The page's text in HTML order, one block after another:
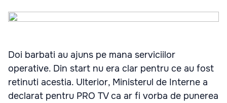
Doi barbati au ajuns pe mana serviciilor
operative. Din start nu era clar pentru ce au fost
retinuti acestia. Ulterior, Ministerul de Interne a
declarat pentru PRO TV ca ar fi vorba de punerea